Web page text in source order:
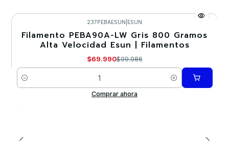
-30%
237PEBAESUN ESUN
Filamento PEBA90A-LW Gris 800 Gramos
Alta Velocidad Esun | Filamentos
$69.990$99.986
Cantidad
Comprar ahora